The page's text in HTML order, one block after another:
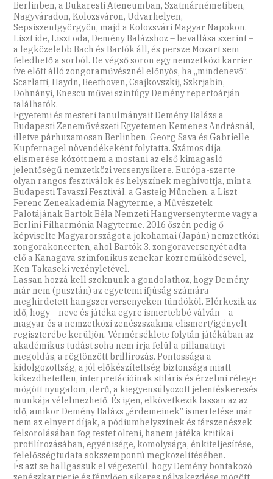
Berlinben, a Bukaresti Ateneumban, Szatmárnémetiben,
Nagyváradon, Kolozsváron, Udvarhelyen,
Sepsiszentgyörgyön, majd a Kolozsvári Magyar Napokon.
Liszt ide, Liszt oda, Demény Balázshoz – bevallása szerint –
a legközelebb Bach és Bartók áll, és persze Mozart sem
feledhető a sorból. De végső soron egy nemzetközi karrier
íve előtt álló zongoraművésznél előnyös, ha „mindenevő”.
Scarlatti, Haydn, Beethoven, Csajkovszkij, Szkrjabin,
Dohnányi, Enescu művei szintúgy Demény repertoárján
találhatók.
Egyetemi és mesteri tanulmányait Demény Balázs a
Budapesti Zeneművészeti Egyetemen Kemenes Andrásnál,
illetve párhuzamosan Berlinben, Georg Sava és Gabrielle
Kupfernagel növendékeként folytatta. Számos díja,
elismerése között nem a mostani az első kimagasló
jelentőségű nemzetközi versenysikere. Európa-szerte
olyan rangos fesztiválok és helyszínek meghívottja, mint a
Budapesti Tavaszi Fesztivál, a Gasteig München, a Liszt
Ferenc Zeneakadémia Nagyterme, a Művészetek
Palotájának Bartók Béla Nemzeti Hangversenyterme vagy a
Berlini Filharmónia Nagyterme. 2016 őszén pedig ő
képviselte Magyarországot a jokohamai (Japán) nemzetközi
zongorakoncerten, ahol Bartók 3. zongoraversenyét adta
elő a Kanagava szimfonikus zenekar közreműködésével,
Ken Takaseki vezényletével.
Lassan hozzá kell szoknunk a gondolathoz, hogy Demény
már nem (pusztán) az egyetemi ifjúság számára
meghirdetett hangszerversenyeken tündököl. Elérkezik az
idő, hogy – neve és játéka egyre ismertebbé válván – a
magyar és a nemzetközi zenészszakma elismert/igényelt
regiszterébe kerüljön. Vérmérséklete folytán játékában az
akadémikus tudást soha nem írja felül a pillanatnyi
megoldás, a rögtönzött brillírozás. Pontossága a
kidolgozottság, a jól előkészítettség biztonsága miatt
kikezdhetetlen, interpretációinak stiláris és érzelmi rétege
mögött nyugalom, derű, a kiegyensúlyozott jelentéskeresés
munkája vélelmezhető. És igen, elkövetkezik lassan az az
idő, amikor Demény Balázs „érdemeinek” ismertetése már
nem az elnyert díjak, a pódiumhelyszínek és társzenészek
felsorolásában fog testet ölteni, hanem játéka kritikai
profilírozásában, egyénisége, komolysága, énkiteljesítése,
felelősségtudata sokszempontú megközelítésében.
És azt se hallgassuk el végezetül, hogy Demény bontakozó